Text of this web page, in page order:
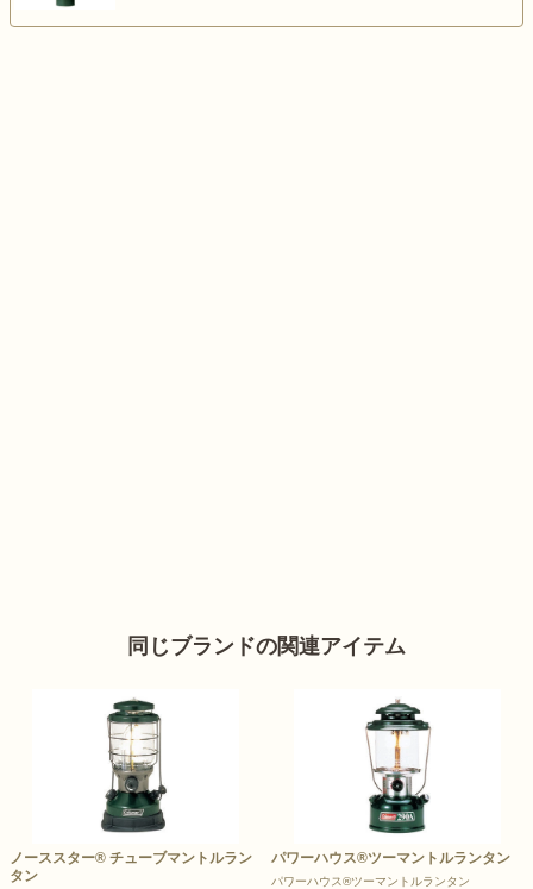
同じブランドの関連アイテム
ノーススター® チューブマントルラン
タン
パワーハウス®ツーマントルランタン
パワーハウス®ツーマントルランタン